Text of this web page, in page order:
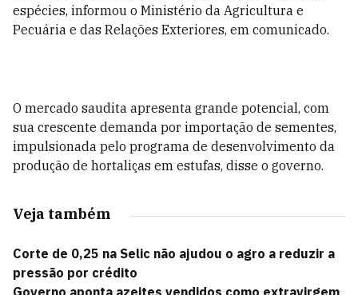
espécies, informou o Ministério da Agricultura e
Pecuária e das Relações Exteriores, em comunicado.
O mercado saudita apresenta grande potencial, com
sua crescente demanda por importação de sementes,
impulsionada pelo programa de desenvolvimento da
produção de hortaliças em estufas, disse o governo.
Veja também
Corte de 0,25 na Selic não ajudou o agro a reduzir a
pressão por crédito
Governo aponta azeites vendidos como extravirgem